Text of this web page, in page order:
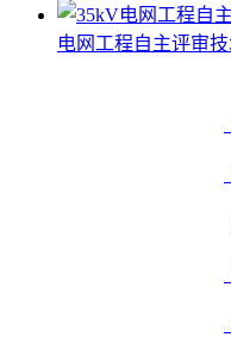
电网工程自主评审